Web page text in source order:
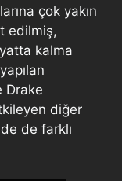
çok yakın
edilmiş,
kalma
Drake
diğer
de farklı